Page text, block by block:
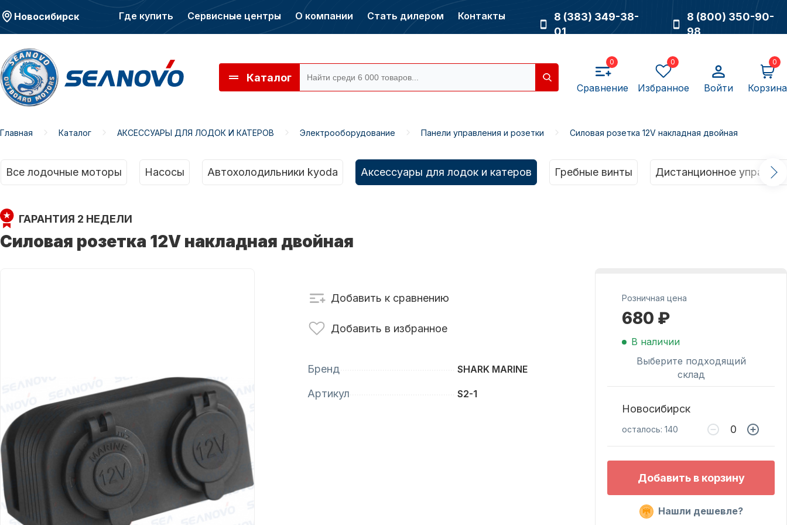
Новосибирск Где купить Сервисные центры О компании Стать дилером Контакты
8 (383) 349-38-
01
8 (800) 350-90-
98
Каталог
0
Сравнение
0
Избранное Войти
0
Корзина
Запчасти для ПЛМ Винты
Масла для лодочных
моторов
Автохолодильник
KYODA
Дистанционное
управление
для лодочных
моторов
Главная Каталог АКСЕССУАРЫ ДЛЯ ЛОДОК И КАТЕРОВ Электрооборудование Панели управления и розетки Силовая розетка 12V накладная двойная
Все лодочные моторы Насосы Автохолодильники kyoda Аксессуары для лодок и катеров Гребные винты Дистанционное
ГАРАНТИЯ 2 НЕДЕЛИ
Силовая розетка 12V накладная двойная
Добавить к сравнению
Добавить в избранное
Бренд SHARK MARINE
Артикул S2-1
Розничная цена
680 ₽
В наличии
Выберите подходящий
склад
Новосибирск
осталось: 140
Добавить в корзину
Нашли дешевле?